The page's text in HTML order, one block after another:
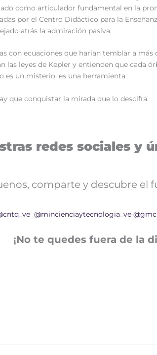
como articulador fundamental en la
por el Centro Didáctico para la
atrás la admiración pasiva.
con ecuaciones que harían temblar a
leyes de Kepler y entienden que cada
es un misterio: es una herramienta.
que conquistar la mirada que lo descifra.
redes sociales y
comparte y descubre el
@mincienciaytecnologia_ve
¡No te quedes fuera de la